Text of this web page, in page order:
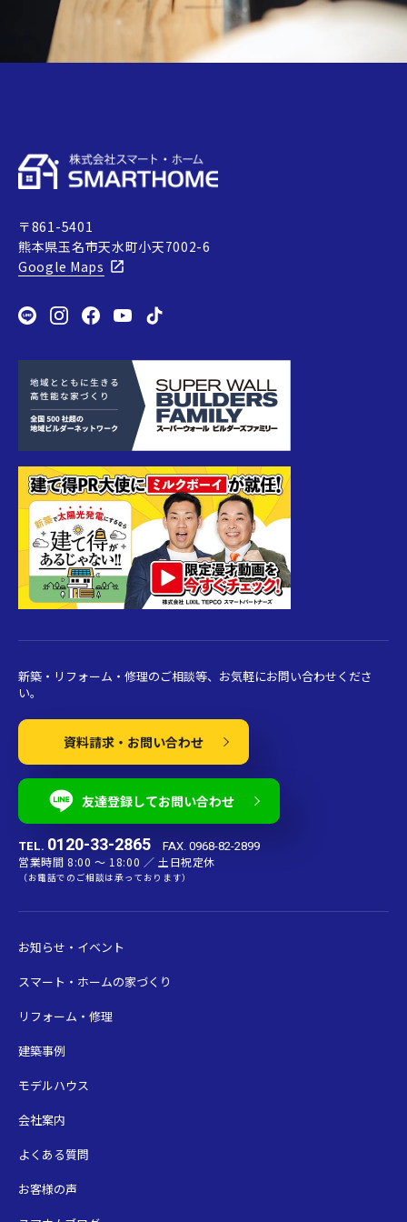
〒861-5401
熊本県玉名市天水町小天7002-6
Google Maps
新築・リフォーム・修理のご相談等、お気軽にお問い合わせくださ
い。
資料請求・お問い合わせ
友達登録してお問い合わせ
TEL. 0120-33-2865 FAX. 0968-82-2899
営業時間 8:00 〜 18:00 ／ 土日祝定休
（お電話でのご相談は承っております）
お知らせ・イベント
スマート・ホームの家づくり
リフォーム・修理
建築事例
モデルハウス
会社案内
よくある質問
お客様の声